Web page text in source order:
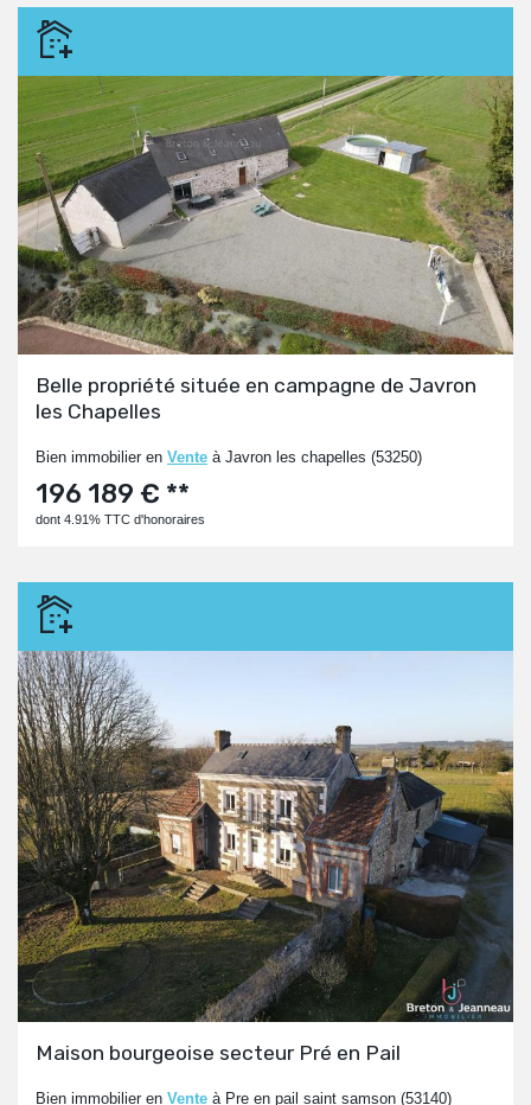
Belle propriété située en campagne de Javron
les Chapelles
Bien immobilier en Vente à Javron les chapelles (53250)
196 189 € **
dont 4.91% TTC d'honoraires
Maison bourgeoise secteur Pré en Pail
Bien immobilier en Vente à Pre en pail saint samson (53140)